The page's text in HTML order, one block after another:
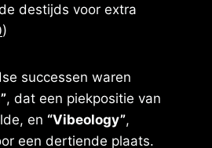
destijds voor extra
)
successen waren
, dat een piekpositie van
en “Vibeology”,
een dertiende plaats.